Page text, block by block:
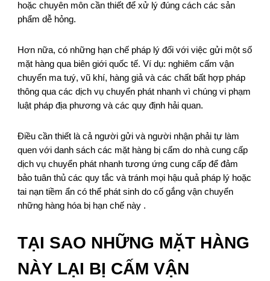
hoặc chuyên môn cần thiết để xử lý đúng cách các sản
phẩm dễ hỏng.
Hơn nữa, có những hạn chế pháp lý đối với việc gửi một số
mặt hàng qua biên giới quốc tế. Ví dụ: nghiêm cấm vận
chuyển ma tuý, vũ khí, hàng giả và các chất bất hợp pháp
thông qua các dịch vụ chuyển phát nhanh vì chúng vi phạm
luật pháp địa phương và các quy định hải quan.
Điều cần thiết là cả người gửi và người nhận phải tự làm
quen với danh sách các mặt hàng bị cấm do nhà cung cấp
dịch vụ chuyển phát nhanh tương ứng cung cấp để đảm
bảo tuân thủ các quy tắc và tránh mọi hậu quả pháp lý hoặc
tai nạn tiềm ẩn có thể phát sinh do cố gắng vận chuyển
những hàng hóa bị hạn chế này .
TẠI SAO NHỮNG MẶT HÀNG
NÀY LẠI BỊ CẤM VẬN